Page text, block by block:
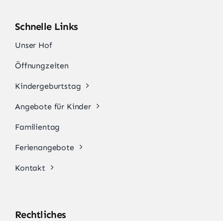
Schnelle Links
Unser Hof
Öffnungzeiten
Kindergeburtstag
Angebote für Kinder
Familientag
Ferienangebote
Kontakt
Rechtliches